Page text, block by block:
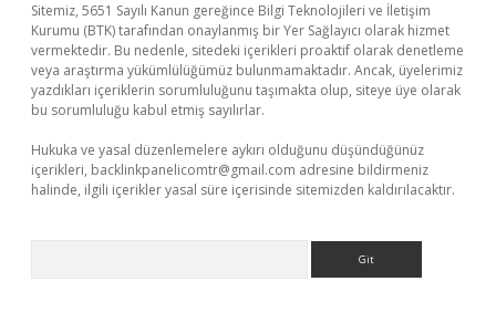
Sitemiz, 5651 Sayılı Kanun gereğince Bilgi Teknolojileri ve İletişim
Kurumu (BTK) tarafından onaylanmış bir Yer Sağlayıcı olarak hizmet
vermektedir. Bu nedenle, sitedeki içerikleri proaktif olarak denetleme
veya araştırma yükümlülüğümüz bulunmamaktadır. Ancak, üyelerimiz
yazdıkları içeriklerin sorumluluğunu taşımakta olup, siteye üye olarak
bu sorumluluğu kabul etmiş sayılırlar.
Hukuka ve yasal düzenlemelere aykırı olduğunu düşündüğünüz
içerikleri, backlinkpanelicomtr@gmail.com adresine bildirmeniz
halinde, ilgili içerikler yasal süre içerisinde sitemizden kaldırılacaktır.